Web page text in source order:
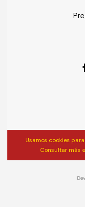
Usamos cookies
Consultar más